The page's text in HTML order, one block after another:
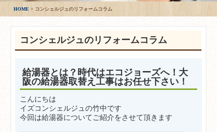
HOME コンシェルジュのリフォームコラム
コンシェルジュのリフォームコラム
給湯器とは？時代はエコジョーズへ！大
阪の給湯器取替え工事はお任せ下さい！
こんにちは
イズコンシェルジュの竹中です
今回は給湯器についてご紹介をさせて頂きます